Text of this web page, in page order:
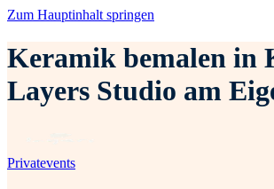
Zum Hauptinhalt springen
Keramik bemalen in
Layers Studio am
Privatevents